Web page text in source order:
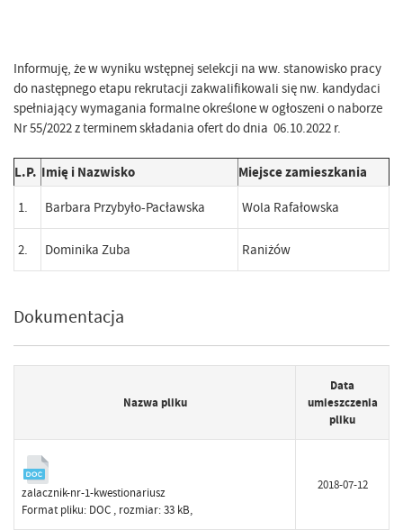
Informuję, że w wyniku wstępnej selekcji na ww. stanowisko pracy
do następnego etapu rekrutacji zakwalifikowali się nw. kandydaci
spełniający wymagania formalne określone w ogłoszeni o naborze
Nr 55/2022 z terminem składania ofert do dnia 06.10.2022 r.
L.P. Imię i Nazwisko
Miejsce zamieszkania
1.
Barbara Przybyło-Pacławska Wola Rafałowska
2. Dominika Zuba Raniżów
Dokumentacja
Nazwa pliku
Data
umieszczenia
pliku
zalacznik-nr-1-kwestionariusz
Format pliku: DOC , rozmiar: 33 kB,
2018-07-12